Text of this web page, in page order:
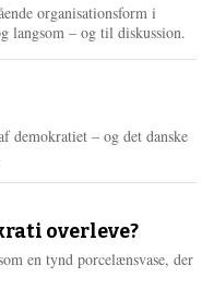
organisationsform i
langsom – og til diskussion.
demokratiet – og det danske
overleve?
en tynd porcelænsvase, der